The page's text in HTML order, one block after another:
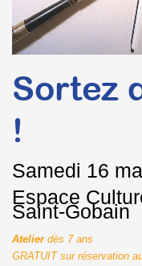
Sortez
!
Samedi 16
Espace
Saint-Gobain
Atelierdès 7 ans
GRATUIT sur réservation